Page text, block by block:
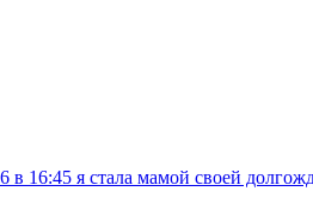
в 16:45 я стала мамой своей